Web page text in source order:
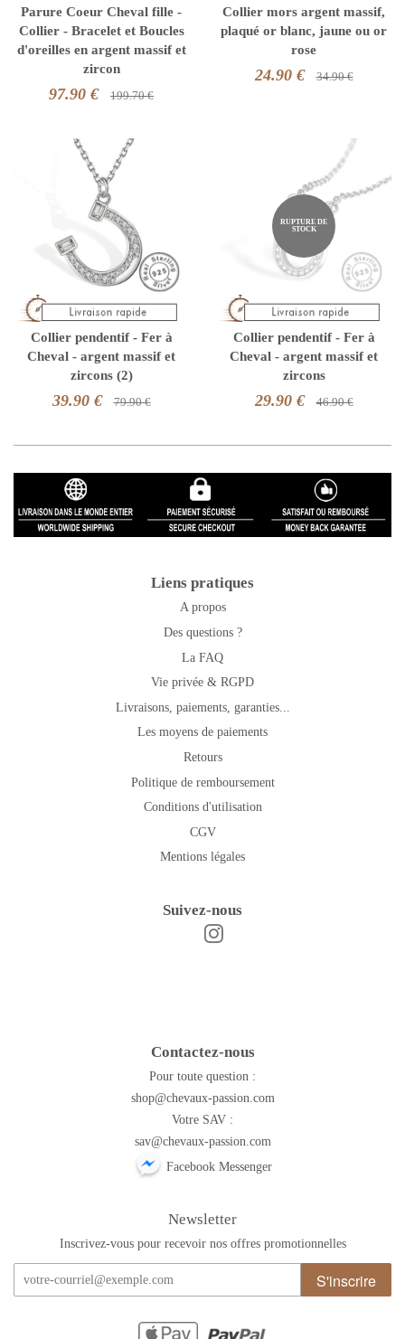
Parure Coeur Cheval fille -
Collier - Bracelet et Boucles
d'oreilles en argent massif et
zircon
97.90 € 199.70 €
Collier mors argent massif,
plaqué or blanc, jaune ou or
rose
24.90 € 34.90 €
Collier pendentif - Fer à
Cheval - argent massif et
zircons (2)
39.90 € 79.90 €
RUPTURE DE
STOCK
Collier pendentif - Fer à
Cheval - argent massif et
zircons
29.90 € 46.90 €
Liens pratiques
A propos
Des questions ?
La FAQ
Vie privée & RGPD
Livraisons, paiements, garanties...
Les moyens de paiements
Retours
Politique de remboursement
Conditions d'utilisation
CGV
Mentions légales
Suivez-nous
Facebook
Contactez-nous
Pour toute question :
shop@chevaux-passion.com
Votre SAV :
sav@chevaux-passion.com
Facebook Messenger
Newsletter
Inscrivez-vous pour recevoir nos offres promotionnelles
S'inscrire